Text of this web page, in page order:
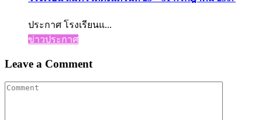
ประกาศ โรงเรียนแ...
ข่าวประกาศ
Leave a Comment